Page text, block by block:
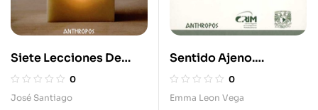
Siete Lecciones De
Sociología De La
Religión Y Del
0
José Santiago
Sentido Ajeno.
Competencias
Ontológicas Y Otredad
0
Emma Leon Vega